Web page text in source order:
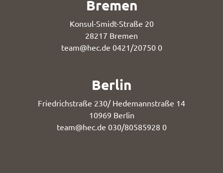
Bremen
Konsul-Smidt-Straße 20
28217 Bremen
team@hec.de 0421/20750 0
Berlin
Friedrichstraße 230/ Hedemannstraße 14
10969 Berlin
team@hec.de 030/80585928 0